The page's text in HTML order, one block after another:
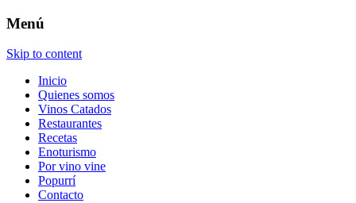
Menú
Skip to content
Inicio
Quienes somos
Vinos Catados
Restaurantes
Recetas
Enoturismo
Por vino vine
Popurrí
Contacto